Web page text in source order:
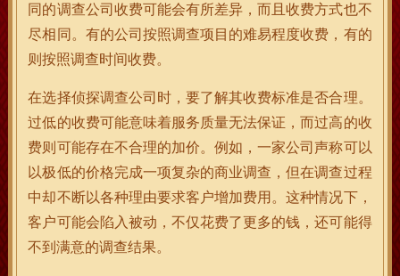
同的调查公司收费可能会有所差异，而且收费方式也不
尽相同。有的公司按照调查项目的难易程度收费，有的
则按照调查时间收费。
在选择侦探调查公司时，要了解其收费标准是否合理。
过低的收费可能意味着服务质量无法保证，而过高的收
费则可能存在不合理的加价。例如，一家公司声称可以
以极低的价格完成一项复杂的商业调查，但在调查过程
中却不断以各种理由要求客户增加费用。这种情况下，
客户可能会陷入被动，不仅花费了更多的钱，还可能得
不到满意的调查结果。